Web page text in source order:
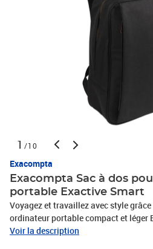
1 /10
Exacompta
Exacompta Sac à dos
portable Exactive Smart
Voyagez et travaillez avec style
ordinateur portable compact et léger
Exacompta ! Il protège tout votre
Voir la description